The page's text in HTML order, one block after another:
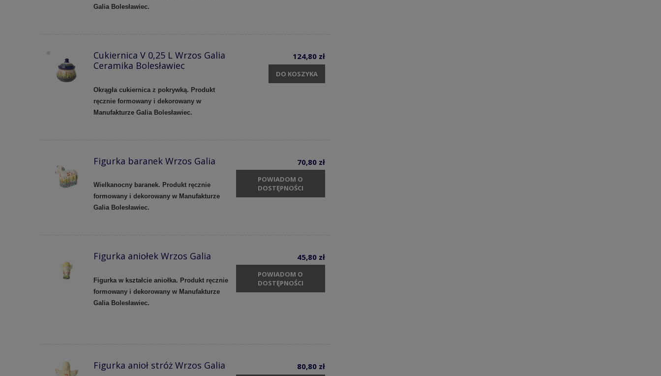
Galia Bolesławiec.
Cukiernica V 0,25 L Wrzos Galia
Ceramika Bolesławiec
Okrągła cukiernica z pokrywką. Produkt
ręcznie formowany i dekorowany w
Manufakturze Galia Bolesławiec.
124,80 zł
DO KOSZYKA
Figurka baranek Wrzos Galia
Wielkanocny baranek. Produkt ręcznie
formowany i dekorowany w Manufakturze
Galia Bolesławiec.
70,80 zł
POWIADOM O
DOSTĘPNOŚCI
Figurka aniołek Wrzos Galia
Figurka w kształcie aniołka. Produkt ręcznie
formowany i dekorowany w Manufakturze
Galia Bolesławiec.
45,80 zł
POWIADOM O
DOSTĘPNOŚCI
Figurka anioł stróż Wrzos Galia 80,80 zł